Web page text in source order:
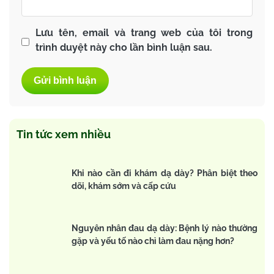
Lưu tên, email và trang web của tôi trong
trình duyệt này cho lần bình luận sau.
Tin tức xem nhiều
Khi nào cần đi khám dạ dày? Phân biệt theo
dõi, khám sớm và cấp cứu
Nguyên nhân đau dạ dày: Bệnh lý nào thường
gặp và yếu tố nào chỉ làm đau nặng hơn?